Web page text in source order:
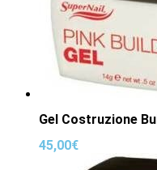
Gel Costruzione
45,00€